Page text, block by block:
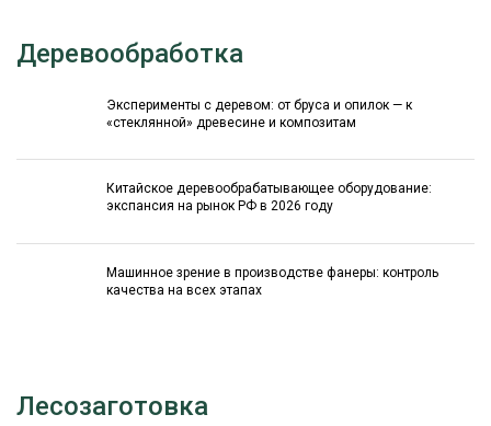
Деревообработка
Эксперименты с деревом: от бруса и опилок — к
«стеклянной» древесине и композитам
Китайское деревообрабатывающее оборудование:
экспансия на рынок РФ в 2026 году
Машинное зрение в производстве фанеры: контроль
качества на всех этапах
Лесозаготовка